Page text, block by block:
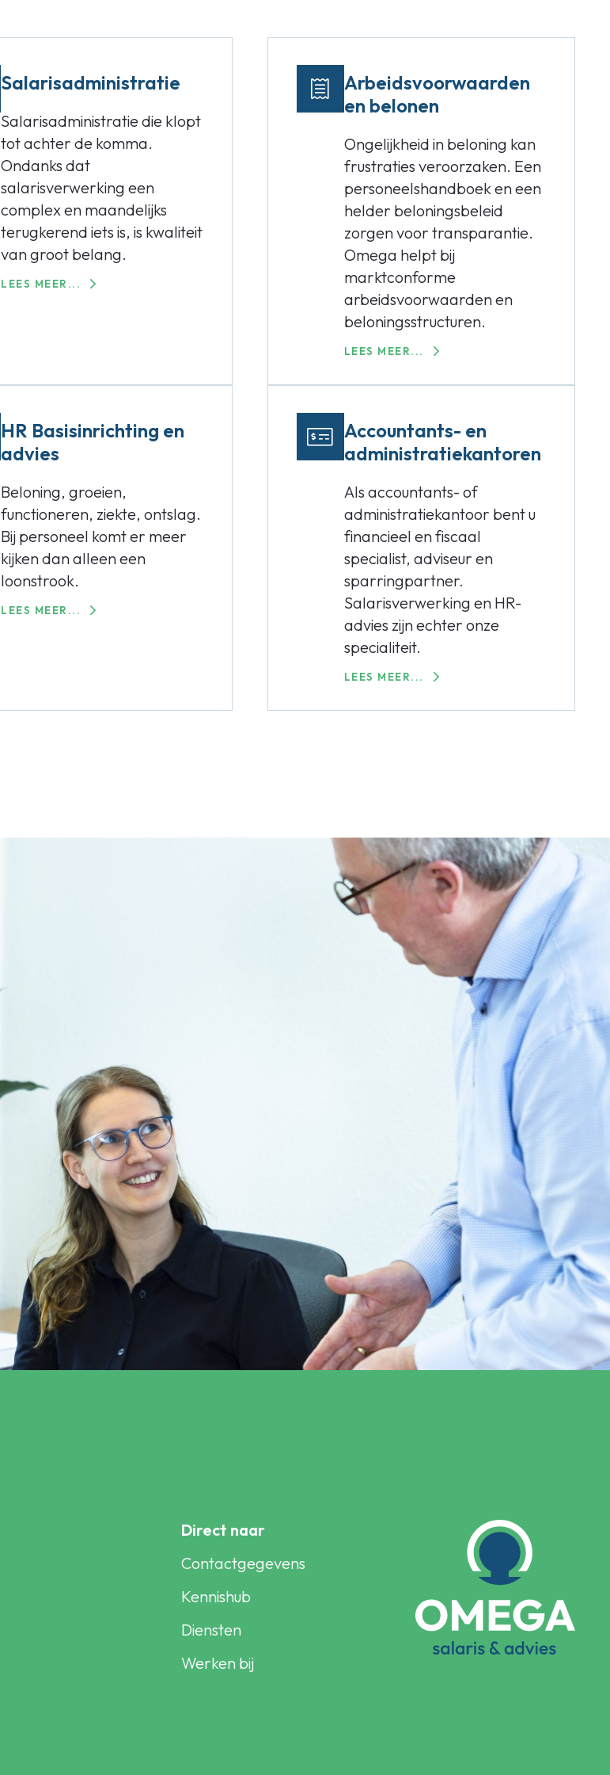
Salarisadministratie
Salarisadministratie die klopt
tot achter de komma.
Ondanks dat
salarisverwerking een
complex en maandelijks
terugkerend iets is, is kwaliteit
van groot belang.
LEES MEER...
Arbeidsvoorwaarden
en belonen
Ongelijkheid in beloning kan
frustraties veroorzaken. Een
personeelshandboek en een
helder beloningsbeleid
zorgen voor transparantie.
Omega helpt bij
marktconforme
arbeidsvoorwaarden en
beloningsstructuren.
LEES MEER...
HR Basisinrichting en
advies
Beloning, groeien,
functioneren, ziekte, ontslag.
Bij personeel komt er meer
kijken dan alleen een
loonstrook.
LEES MEER...
Accountants- en
administratiekantoren
Als accountants- of
administratiekantoor bent u
financieel en fiscaal
specialist, adviseur en
sparringpartner.
Salarisverwerking en HR-
advies zijn echter onze
specialiteit.
LEES MEER...
Direct naar
Contactgegevens
Kennishub
Diensten
Werken bij